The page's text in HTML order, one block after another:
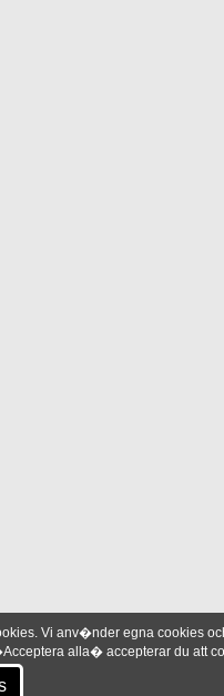
Vi anv�nder egna cookies
alla� accepterar du att